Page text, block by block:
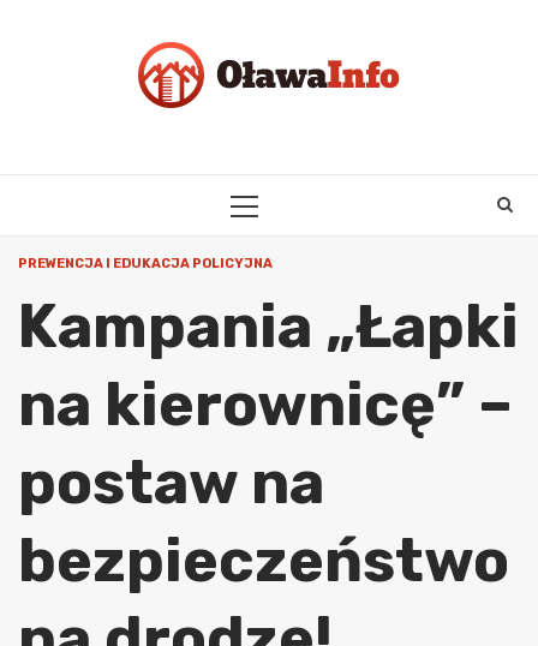
PRIMARY
PREWENCJA I EDUKACJA POLICYJNA
Kampania „Łapki
na kierownicę” –
postaw na
bezpieczeństwo